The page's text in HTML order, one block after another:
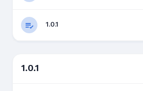
1.0.1
1.0.1